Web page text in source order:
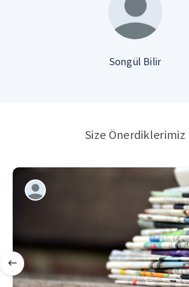
Songül Bilir
Size Önerdiklerimiz